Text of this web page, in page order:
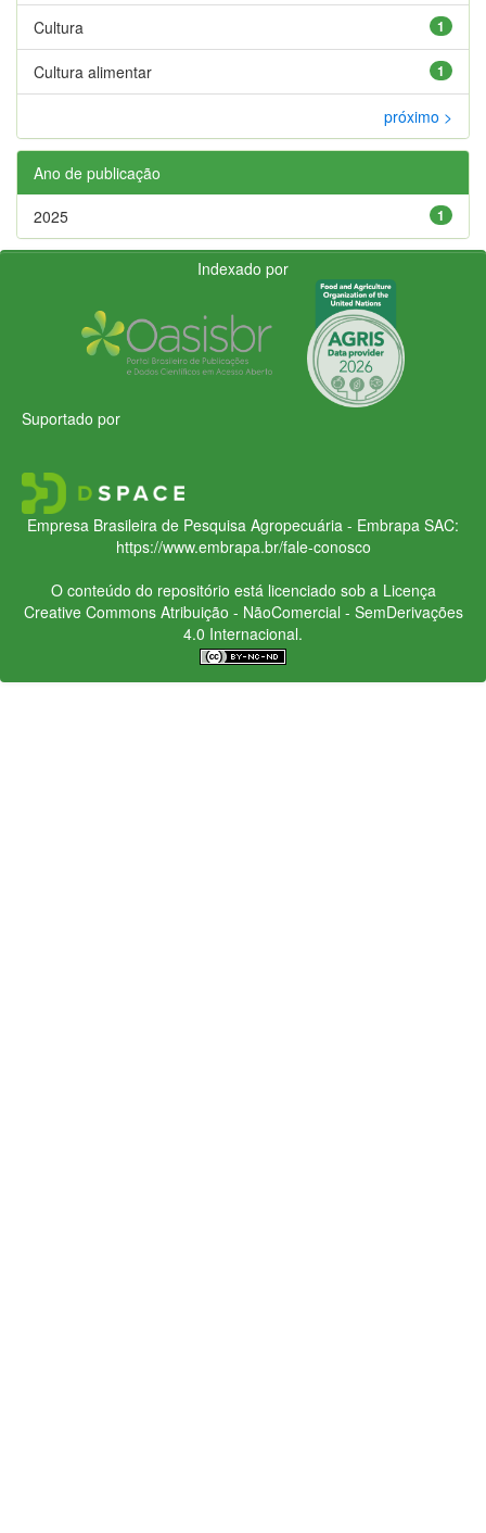
1
Cultura
1
Cultura alimentar
próximo >
Ano de publicação
1
2025
Indexado por
Suportado por
Empresa Brasileira de Pesquisa Agropecuária - Embrapa SAC:
https://www.embrapa.br/fale-conosco
O conteúdo do repositório está licenciado sob a Licença
Creative CommonsAtribuição - NãoComercial - SemDerivações
4.0 Internacional.